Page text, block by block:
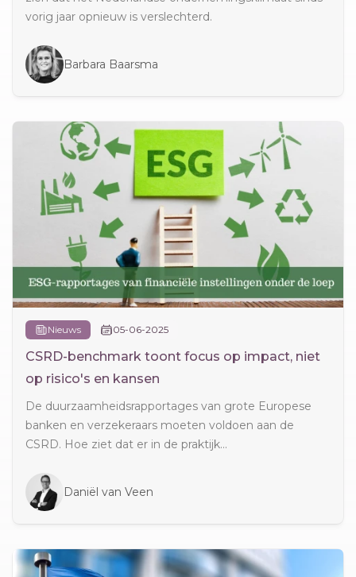
vorig jaar opnieuw is verslechterd.
Barbara Baarsma
Nieuws 05-06-2025
CSRD-benchmark toont focus op impact, niet
op risico's en kansen
De duurzaamheidsrapportages van grote Europese
banken en verzekeraars moeten voldoen aan de
CSRD. Hoe ziet dat er in de praktijk...
Daniël van Veen